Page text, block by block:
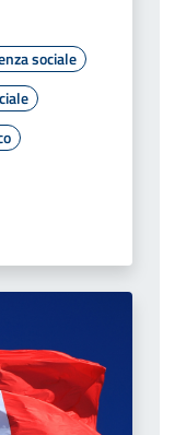
sociale